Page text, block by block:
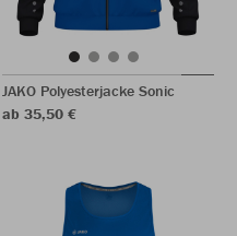
JAKO Polyesterjacke Sonic
ab 35,50 €